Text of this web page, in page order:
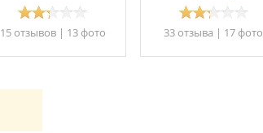
15 отзывов| 13 фото 33 отзывa | 17 фото